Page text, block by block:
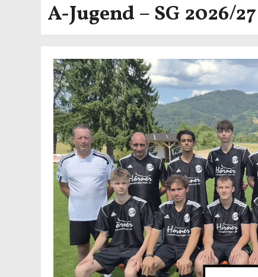
A-Jugend – SG 2026/27